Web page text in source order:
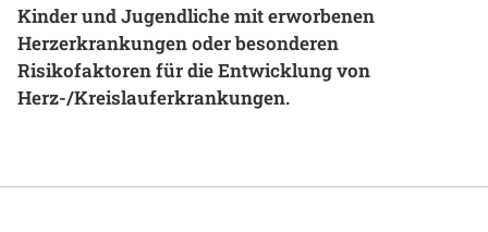
Notaufnahme
Kinder und Jugendliche mit erworbenen
Herzerkrankungen oder besonderen
Risikofaktoren für die Entwicklung von
Herz-/Kreislauferkrankungen.